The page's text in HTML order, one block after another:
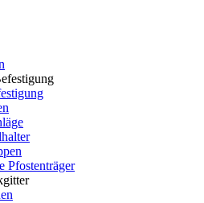
Pfostenträger